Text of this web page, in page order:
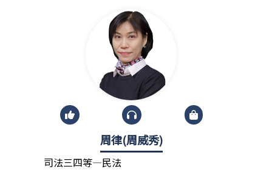
周律(周威秀)
司法三四等—民法